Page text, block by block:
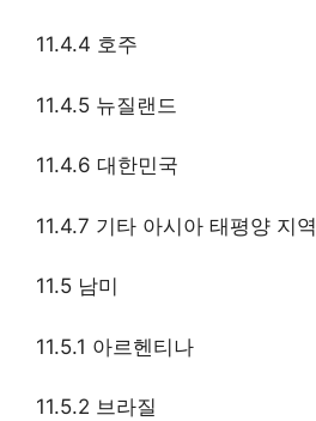
11.4.4 호주
11.4.5 뉴질랜드
11.4.6 대한민국
11.4.7 기타 아시아 태평양 지역
11.5 남미
11.5.1 아르헨티나
11.5.2 브라질